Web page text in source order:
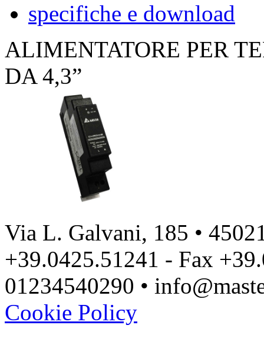
specifiche e download
ALIMENTATORE PER
DA 4,3”
Via L. Galvani, 185 •
+39.0425.51241 - Fax
01234540290 •
Cookie Policy